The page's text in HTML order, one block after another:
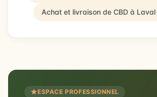
Achat et livraison de CBD à
ESPACE PROFESSIONNEL